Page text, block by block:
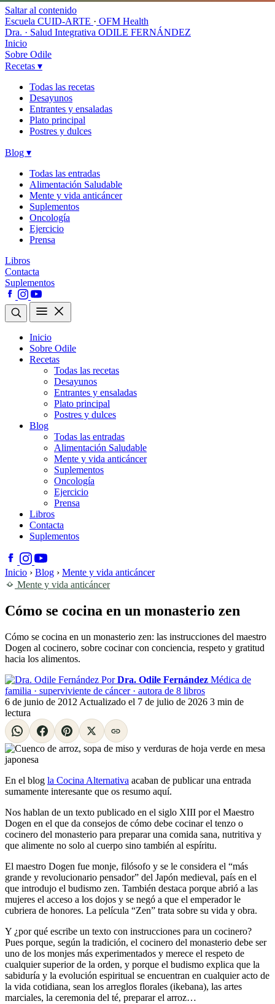
Saltar al contenido
Escuela CUID-ARTE · OFM Health
Dra. · Salud Integrativa ODILE FERNÁNDEZ
Inicio
Sobre Odile
Recetas ▾
Todas las recetas
Desayunos
Entrantes y ensaladas
Plato principal
Postres y dulces
Blog ▾
Todas las entradas
Alimentación Saludable
Mente y vida anticáncer
Suplementos
Oncología
Ejercicio
Prensa
Libros
Contacta
Suplementos
Inicio
Sobre Odile
Recetas
Todas las recetas
Desayunos
Entrantes y ensaladas
Plato principal
Postres y dulces
Blog
Todas las entradas
Alimentación Saludable
Mente y vida anticáncer
Suplementos
Oncología
Ejercicio
Prensa
Libros
Contacta
Suplementos
Inicio › Blog › Mente y vida anticáncer
Mente y vida anticáncer
Cómo se cocina en un monasterio zen
Cómo se cocina en un monasterio zen: las instrucciones del maestro
Dogen al cocinero, sobre cocinar con conciencia, respeto y gratitud
hacia los alimentos.
Por Dra. Odile Fernández Médica de
familia · superviviente de cáncer · autora de 8 libros
6 de junio de 2012 Actualizado el 7 de julio de 2026 3 min de
lectura
En el blog la Cocina Alternativa acaban de publicar una entrada
sumamente interesante que os resumo aquí.
Nos hablan de un texto publicado en el siglo XIII por el Maestro
Dogen en el que da consejos de cómo debe cocinar el tenzo o
cocinero del monasterio para preparar una comida sana, nutritiva y
que alimente no solo al cuerpo sino también al espíritu.
El maestro Dogen fue monje, filósofo y se le considera el “más
grande y revolucionario pensador” del Japón medieval, país en el
que introdujo el budismo zen. También destaca porque abrió a las
mujeres el acceso a los dojos y se negó a que el emperador le
cubriera de honores. La película “Zen” trata sobre su vida y obra.
Y ¿por qué escribe un texto con instrucciones para un cocinero?
Pues porque, según la tradición, el cocinero del monasterio debe ser
uno de los monjes más experimentados y merece el respeto de
cualquier superior de la orden, y porque el budismo explica que la
sabiduría y la evolución espiritual se encuentran en cualquier acto de
la vida cotidiana, sean los arreglos florales (ikebana), las artes
marciales, la ceremonia del té, preparar el arroz…